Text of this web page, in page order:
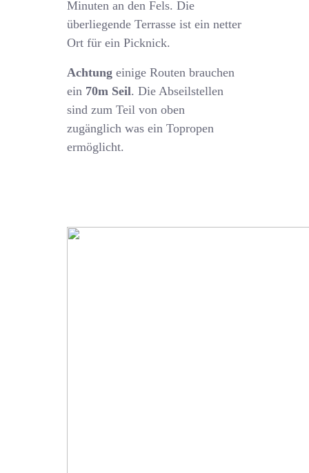
Minuten an den Fels. Die
überliegende Terrasse ist ein netter
Ort für ein Picknick.
Achtung einige Routen brauchen
ein 70m Seil. Die Abseilstellen
sind zum Teil von oben
zugänglich was ein Topropen
ermöglicht.